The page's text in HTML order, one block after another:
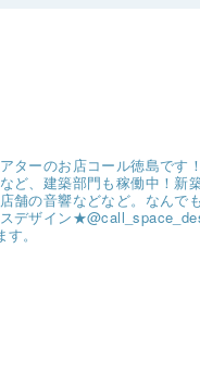
ターのお店コール徳島です
ど、建築部門も稼働中！ 新
舗の音響などなど。 なんで
デザイン★
。